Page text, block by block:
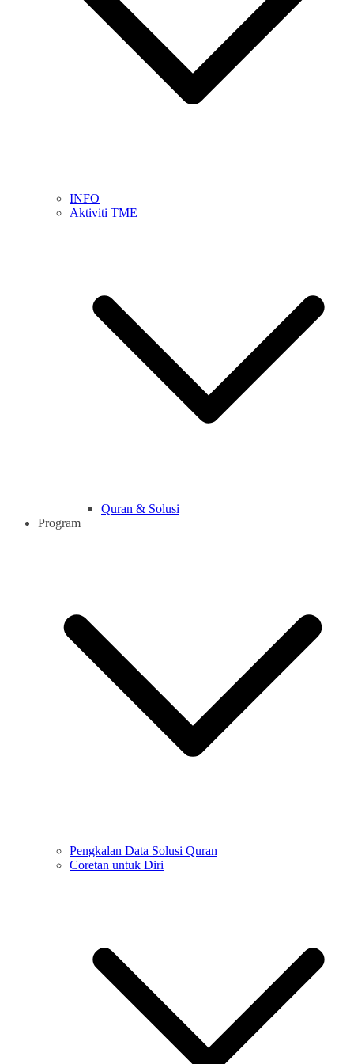
INFO
Aktiviti TME
Quran & Solusi
Program
Pengkalan Data Solusi Quran
Coretan untuk Diri